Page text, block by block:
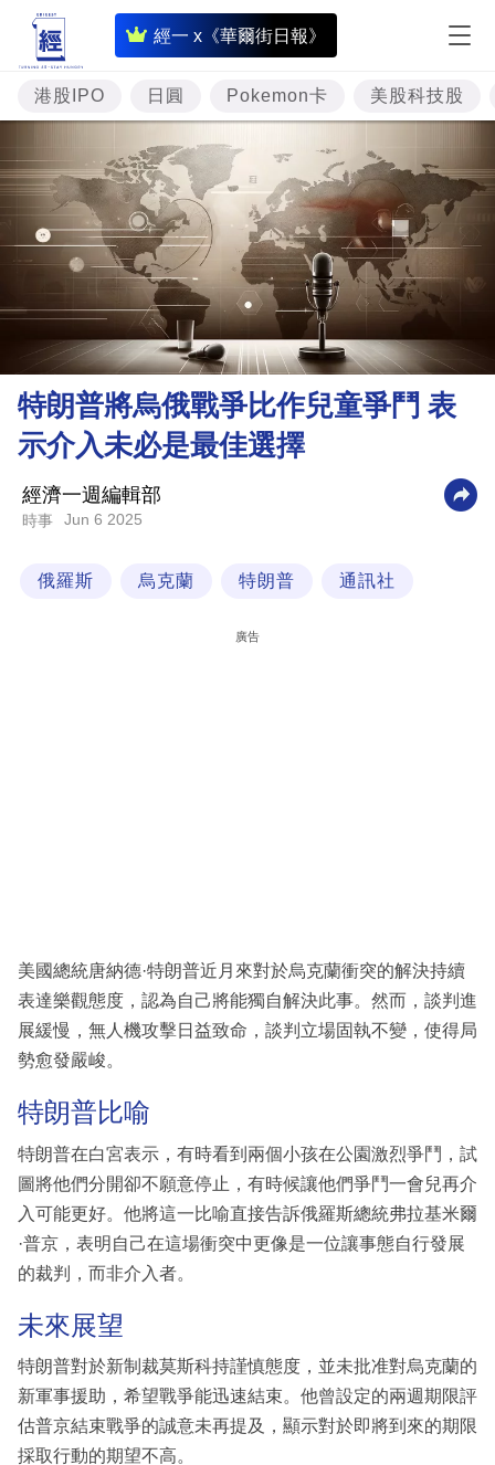
經一 x《華爾街日報》
即
時
財
經
專
題
投
資
樓
市
理
財
商
業
科
區
港股IPO 日圓 Pokemon卡 美股科技股
特朗普將烏俄戰爭比作兒童爭鬥 表
示介入未必是最佳選擇
經濟一週編輯部
時事 Jun 6 2025
俄羅斯 烏克蘭 特朗普 通訊社
廣告
美國總統唐納德·特朗普近月來對於烏克蘭衝突的解決持續
表達樂觀態度，認為自己將能獨自解決此事。然而，談判進
展緩慢，無人機攻擊日益致命，談判立場固執不變，使得局
勢愈發嚴峻。
特朗普比喻
特朗普在白宮表示，有時看到兩個小孩在公園激烈爭鬥，試
圖將他們分開卻不願意停止，有時候讓他們爭鬥一會兒再介
入可能更好。他將這一比喻直接告訴俄羅斯總統弗拉基米爾
·普京，表明自己在這場衝突中更像是一位讓事態自行發展
的裁判，而非介入者。
未來展望
特朗普對於新制裁莫斯科持謹慎態度，並未批准對烏克蘭的
新軍事援助，希望戰爭能迅速結束。他曾設定的兩週期限評
估普京結束戰爭的誠意未再提及，顯示對於即將到來的期限
採取行動的期望不高。